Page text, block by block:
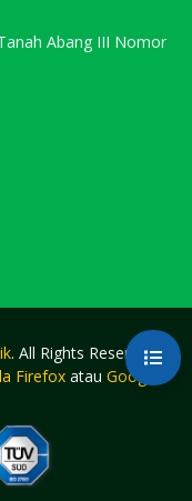
Abang III Nomor
. All Rights Reserved.
Firefox atau Google